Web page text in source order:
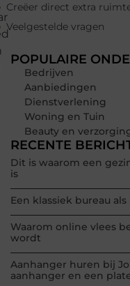
Creëer direct extra
Veelgestelde vragen
POPULAIRE
Bedrijven
Aanbiedingen
Dienstverlening
Woning en Tuin
Beauty en
RECENTE
Dit is waarom een
is
Een klassiek bureau
Waarom online vlees
wordt
Aanhanger huren bij
aanhanger en een